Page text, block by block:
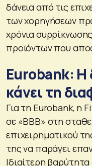
δάνεια από τις
των χορηγήσεων
χρόνια
προϊόντων που
Eurobank: Η
κάνει τη
Για τη Eurobank, η
σε «BBB» στη
επιχειρηματικού
της να παράγει
Ιδιαίτερη